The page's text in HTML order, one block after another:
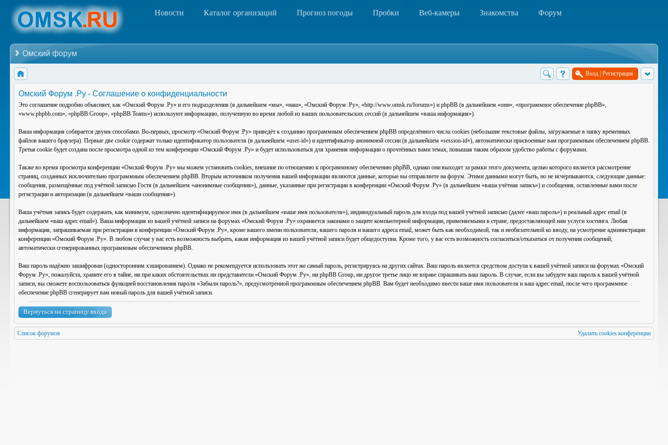
Новости Каталог организаций Прогноз погоды Пробки Веб-камеры Знакомства Форум
Омский форум
Вход Регистрация
Омский Форум .Ру - Соглашение о конфиденциальности
Это соглашение подробно объясняет, как «Омский Форум .Ру» и его подразделения (в дальнейшем «мы», «наш», «Омский Форум .Ру», «http://www.omsk.ru/forums») и phpBB (в дальнейшем «они», «программное обеспечение phpBB»,
«www.phpbb.com», «phpBB Group», «phpBB Teams») используют информацию, полученную во время любой из ваших пользовательских сессий (в дальнейшем «ваша информация»).
Ваша информация собирается двумя способами. Во-первых, просмотр «Омский Форум .Ру» приведёт к созданию программным обеспечением phpBB определённого числа cookies (небольшие текстовые файлы, загружаемые в папку временных
файлов вашего браузера). Первые две cookie содержат только идентификатор пользователя (в дальнейшем «user-id») и идентификатор анонимной сессии (в дальнейшем «session-id»), автоматически присвоенные вам программным обеспечением phpBB.
Третья cookie будет создана после просмотра одной из тем конференции «Омский Форум .Ру» и будет использоваться для хранения информации о прочтённых вами темах, повышая таким образом удобство работы с форумами.
Также во время просмотра конференции «Омский Форум .Ру» мы можем установить cookies, внешние по отношению к программному обеспечению phpBB, однако они выходят за рамки этого документа, целью которого является рассмотрение
страниц, созданных исключительно программным обеспечением phpBB. Вторым источником получения вашей информации являются данные, которые вы отправляете на форум. Этими данными могут быть, но не исчерпываются, следующие данные:
сообщения, размещённые под учётной записью Гостя (в дальнейшем «анонимные сообщения»), данные, указанные при регистрации в конференции «Омский Форум .Ру» (в дальнейшем «ваша учётная запись») и сообщения, оставленные вами после
регистрации и авторизации (в дальнейшем «ваши сообщения»).
Ваша учётная запись будет содержать, как минимум, однозначно идентифицируемое имя (в дальнейшем «ваше имя пользователя»), индивидуальный пароль для входа под вашей учётной записью (далее «ваш пароль») и реальный адрес email (в
дальнейшем «ваш адрес email»). Ваша информация из вашей учётной записи на форумах «Омский Форум .Ру» охраняется законами о защите компьютерной информации, применяемыми в стране, предоставляющей нам услуги хостинга. Любая
информация, запрашиваемая при регистрации в конференции «Омский Форум .Ру», кроме вашего имени пользователя, вашего пароля и вашего адреса email, может быть как необходимой, так и необязательной ко вводу, на усмотрение администрации
конференции «Омский Форум .Ру». В любом случае у вас есть возможность выбрать, какая информация из вашей учётной записи будет общедоступна. Кроме того, у вас есть возможность согласиться/отказаться от получения сообщений,
автоматически сгенерированных программным обеспечением phpBB.
Ваш пароль надёжно зашифрован (односторонним хэшированием). Однако не рекомендуется использовать этот же самый пароль, регистрируясь на других сайтах. Ваш пароль является средством доступа к вашей учётной записи на форумах «Омский
Форум .Ру», пожалуйста, храните его в тайне, ни при каких обстоятельствах ни представители «Омский Форум .Ру», ни phpBB Group, ни другое третье лицо не вправе спрашивать ваш пароль. В случае, если вы забудете ваш пароль к вашей учётной
записи, вы сможете воспользоваться функцией восстановления пароля «Забыли пароль?», предусмотренной программным обеспечением phpBB. Вам будет необходимо ввести ваше имя пользователя и ваш адрес email, после чего программное
обеспечение phpBB сгенерирует вам новый пароль для вашей учётной записи.
Вернуться на страницу входа
Список форумов Удалить cookies конференции